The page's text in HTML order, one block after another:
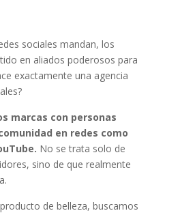
sociales mandan, los
en aliados poderosos para
exactamente una agencia
marcas con personas
en redes como
No se trata solo de
sino de que realmente
de belleza, buscamos